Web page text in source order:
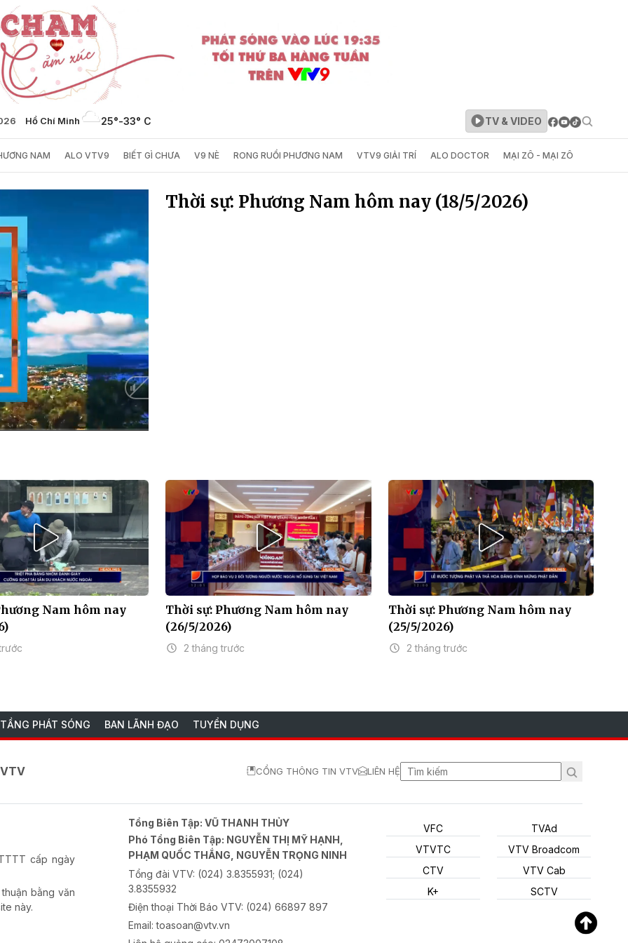
Hồ Chí Minh 25°-33° C TV & VIDEO
NAM ALO VTV9 BIẾT GÌ CHƯA V9 NÈ RONG RUỔI PHƯƠNG NAM VTV9 GIẢI TRÍ ALO DOCTOR MẠI ZÔ - MẠI ZÔ
Thời sự: Phương Nam hôm nay (18/5/2026)
Nam hôm nay
Thời sự: Phương Nam hôm nay
(26/5/2026)
2 tháng trước
Thời sự: Phương Nam hôm nay
(25/5/2026)
2 tháng trước
PHÁT SÓNG BAN LÃNH ĐẠO TUYỂN DỤNG
CỔNG THÔNG TIN VTV LIÊN HỆ
cấp ngày
bằng văn
này.
Tổng Biên Tập:VŨ THANH THỦY
Phó Tổng Biên Tập: NGUYỄN THỊ MỸ HẠNH,
PHẠM QUỐC THẮNG, NGUYỄN TRỌNG NINH
Tổng đài VTV: (024) 3.8355931; (024)
3.8355932
Điện thoại Thời Báo VTV: (024) 66897 897
Email:toasoan@vtv.vn
VFC
VTVTC
CTV
K+
TVAd
VTV Broadcom
VTV Cab
SCTV